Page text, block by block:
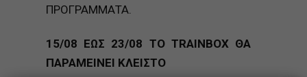
ΠΡΟΓΡΑΜΜΑΤΑ.
15/08 ΕΩΣ 23/08 ΤΟ TRAINBOX ΘΑ
ΠΑΡΑΜΕΙΝΕΙ ΚΛΕΙΣΤΟ